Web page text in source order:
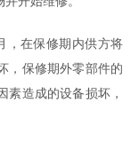
在保修期内供方将
，保修期外零部件的
素造成的设备损坏，